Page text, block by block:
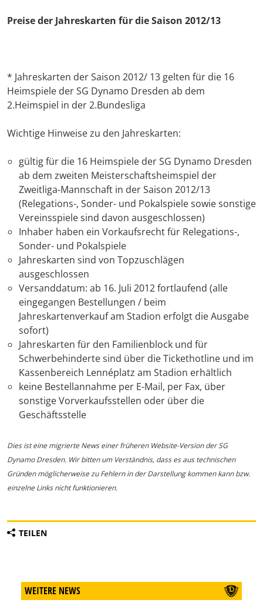
Preise der Jahreskarten für die Saison 2012/13
* Jahreskarten der Saison 2012/ 13 gelten für die 16
Heimspiele der SG Dynamo Dresden ab dem
2.Heimspiel in der 2.Bundesliga
Wichtige Hinweise zu den Jahreskarten:
gültig für die 16 Heimspiele der SG Dynamo Dresden
ab dem zweiten Meisterschaftsheimspiel der
Zweitliga-Mannschaft in der Saison 2012/13
(Relegations-, Sonder- und Pokalspiele sowie sonstige
Vereinsspiele sind davon ausgeschlossen)
Inhaber haben ein Vorkaufsrecht für Relegations-,
Sonder- und Pokalspiele
Jahreskarten sind von Topzuschlägen
ausgeschlossen
Versanddatum: ab 16. Juli 2012 fortlaufend (alle
eingegangen Bestellungen / beim
Jahreskartenverkauf am Stadion erfolgt die Ausgabe
sofort)
Jahreskarten für den Familienblock und für
Schwerbehinderte sind über die Tickethotline und im
Kassenbereich Lennéplatz am Stadion erhältlich
keine Bestellannahme per E-Mail, per Fax, über
sonstige Vorverkaufsstellen oder über die
Geschäftsstelle
Dies ist eine migrierte News einer früheren Website-Version der SG
Dynamo Dresden. Wir bitten um Verständnis, dass es aus technischen
Gründen möglicherweise zu Fehlern in der Darstellung kommen kann bzw.
einzelne Links nicht funktionieren.
TEILEN
WEITERE NEWS